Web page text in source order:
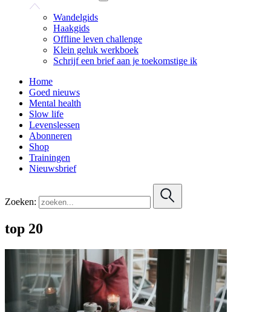
Wandelgids
Haakgids
Offline leven challenge
Klein geluk werkboek
Schrijf een brief aan je toekomstige ik
Home
Goed nieuws
Mental health
Slow life
Levenslessen
Abonneren
Shop
Trainingen
Nieuwsbrief
Zoeken:
top 20